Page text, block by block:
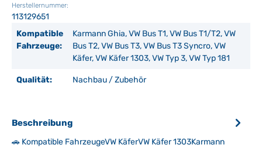
Herstellernummer:
113129651
Kompatible
Fahrzeuge:
Karmann Ghia, VW Bus T1, VW Bus T1/T2, VW
Bus T2, VW Bus T3, VW Bus T3 Syncro, VW
Käfer, VW Käfer 1303, VW Typ 3, VW Typ 181
Qualität: Nachbau / Zubehör
Beschreibung
🚗 Kompatible FahrzeugeVW KäferVW Käfer 1303Karmann